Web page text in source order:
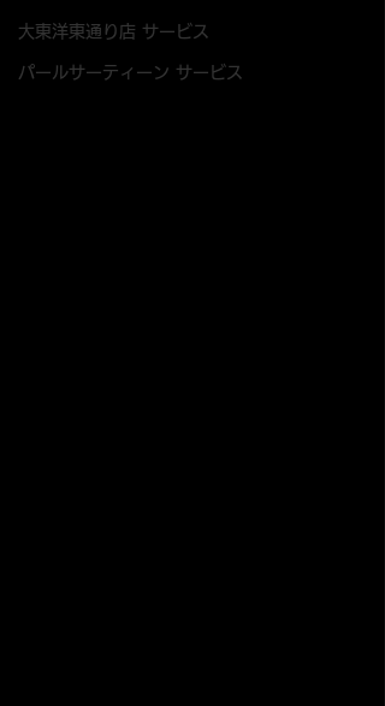
大東洋東通り店 サービス
パールサーティーン サービス